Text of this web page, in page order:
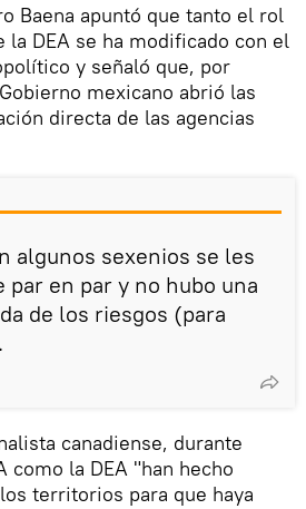
Baena apuntó que tanto el rol
la DEA se ha modificado con el
y señaló que, por
mexicano abrió las
directa de las agencias
algunos sexenios se les
par en par y no hubo una
de los riesgos (para
canadiense, durante
como la DEA "han hecho
territorios para que haya